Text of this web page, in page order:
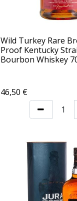
Wild Turkey Rare
Proof Kentucky
Bourbon Whiskey
46,50 €